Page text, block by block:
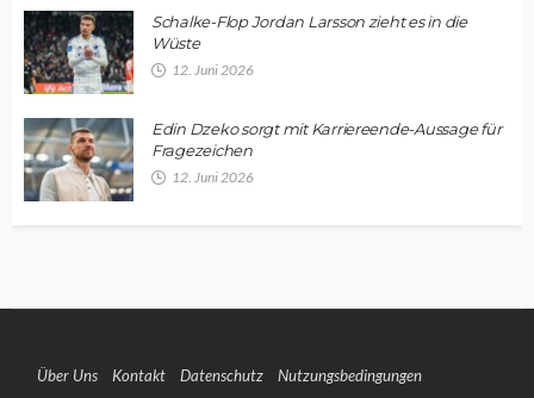
Schalke-Flop Jordan Larsson zieht es in die
Wüste
12. Juni 2026
Edin Dzeko sorgt mit Karriereende-Aussage für
Fragezeichen
12. Juni 2026
Über Uns Kontakt Datenschutz Nutzungsbedingungen